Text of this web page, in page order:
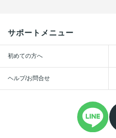
サポートメニュー
初めての方へ
ヘルプ/お問合せ